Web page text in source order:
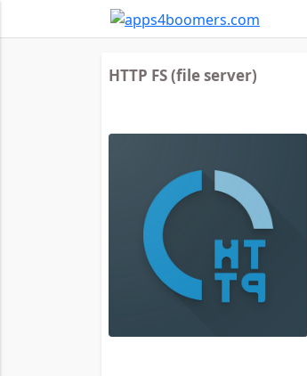
HTTP FS (file server)